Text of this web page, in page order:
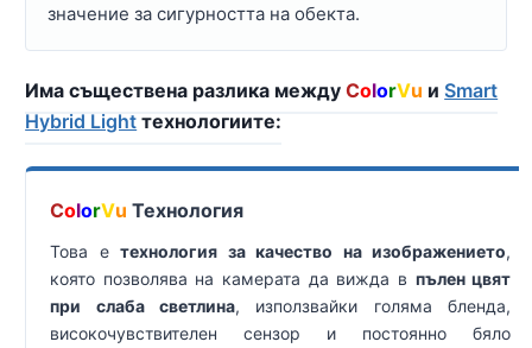
значение за сигурността на обекта.
Има съществена разлика междуColorVu и Smart
Hybrid Light технологиите:
ColorVu Технология
Това етехнология за качество на изображението,
която позволява на камерата да вижда в пълен цвят
при слаба светлина, използвайки голяма бленда,
високочувствителен сензор и постоянно бяло